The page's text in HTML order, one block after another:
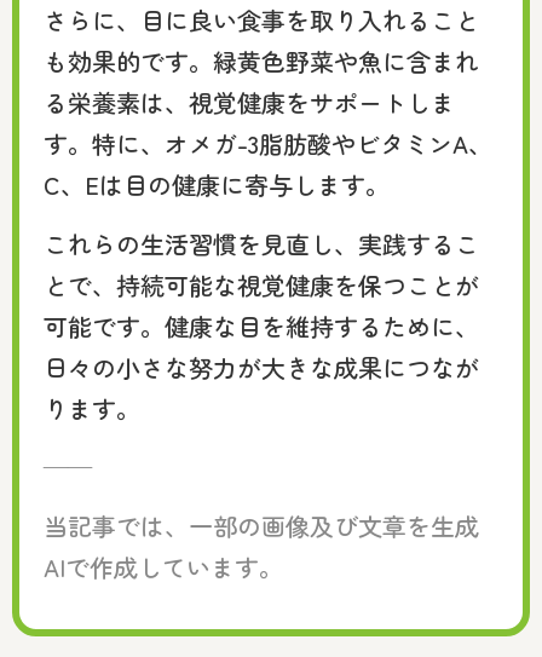
さらに、目に良い食事を取り入れること
も効果的です。緑黄色野菜や魚に含まれ
る栄養素は、視覚健康をサポートしま
す。特に、オメガ-3脂肪酸やビタミンA、
C、Eは目の健康に寄与します。
これらの生活習慣を見直し、実践するこ
とで、持続可能な視覚健康を保つことが
可能です。健康な目を維持するために、
日々の小さな努力が大きな成果につなが
ります。
——
当記事では、一部の画像及び文章を生成
AIで作成しています。